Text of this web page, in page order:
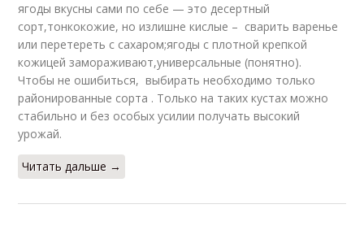
ягоды вкусны сами по себе — это десертный
сорт,тонкокожие, но излишне кислые – сварить варенье
или перетереть с сахаром;ягоды с плотной крепкой
кожицей замораживают,универсальные (понятно).
Чтобы не ошибиться, выбирать необходимо только
районированные сорта . Только на таких кустах можно
стабильно и без особых усилии получать высокий
урожай.
Читать дальше →